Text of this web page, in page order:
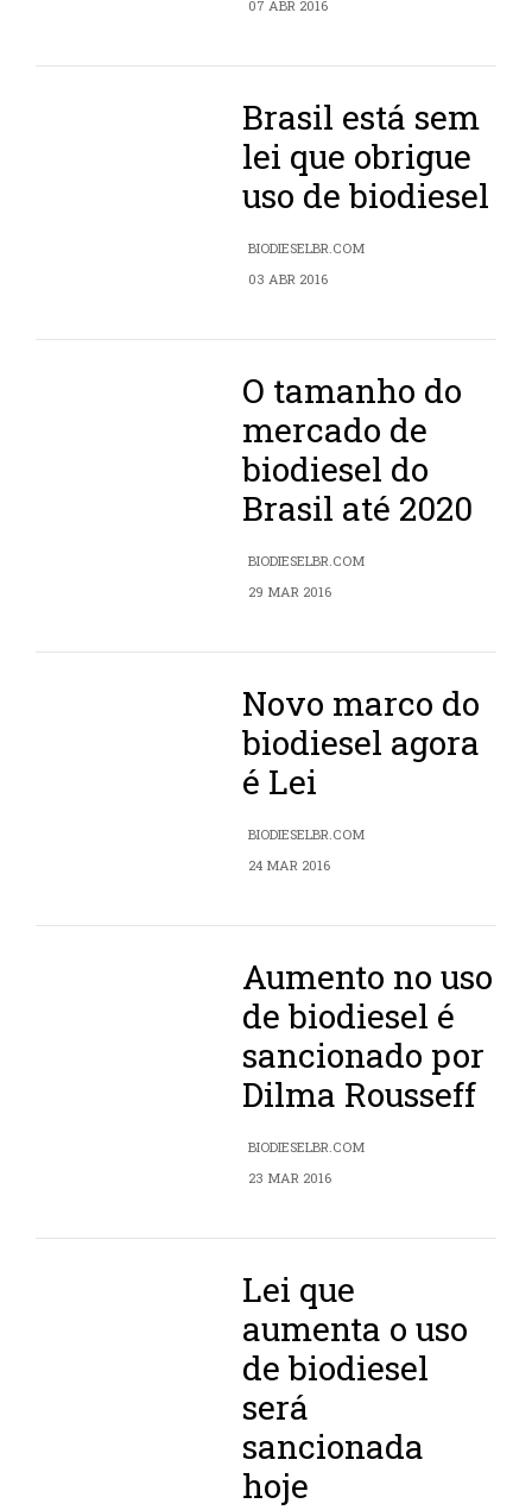
07 ABR 2016
Brasil está sem
lei que obrigue
uso de biodiesel
BIODIESELBR.COM
03 ABR 2016
O tamanho do
mercado de
biodiesel do
Brasil até 2020
BIODIESELBR.COM
29 MAR 2016
Novo marco do
biodiesel agora
é Lei
BIODIESELBR.COM
24 MAR 2016
Aumento no uso
de biodiesel é
sancionado por
Dilma Rousseff
BIODIESELBR.COM
23 MAR 2016
Lei que
aumenta o uso
de biodiesel
será
sancionada
hoje